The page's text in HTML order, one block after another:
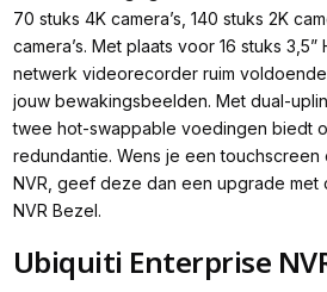
70 stuks 4K camera’s, 140 stuks 2K
camera’s. Met plaats voor 16 stuks 3,5”
netwerk videorecorder ruim
jouw bewakingsbeelden. Met dual-
twee hot-swappable voedingen biedt
redundantie. Wens je een
NVR, geef deze dan een upgrade met
NVR Bezel.
Ubiquiti Enterprise